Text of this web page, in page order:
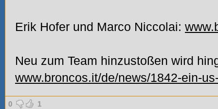
Erik Hofer und Marco Niccolai:
Neu zum Team hinzustoßen wird
www.broncos.it/de/news/1842-ein-
0 1